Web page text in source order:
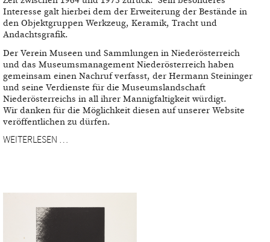
Interesse galt hierbei dem der Erweiterung der Bestände in
den Objektgruppen Werkzeug, Keramik, Tracht und
Andachtsgrafik.
Der Verein Museen und Sammlungen in Niederösterreich
und das Museumsmanagement Niederösterreich haben
gemeinsam einen Nachruf verfasst, der Hermann Steininger
und seine Verdienste für die Museumslandschaft
Niederösterreichs in all ihrer Mannigfaltigkeit würdigt.
Wir danken für die Möglichkeit diesen auf unserer Website
veröffentlichen zu dürfen.
WEITERLESEN …